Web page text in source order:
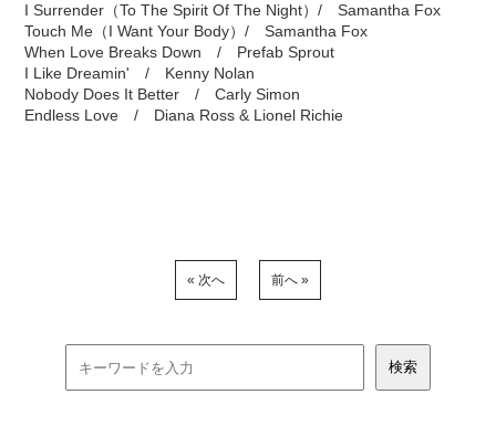
I Surrender（To The Spirit Of The Night）/ Samantha Fox
Touch Me（I Want Your Body）/ Samantha Fox
When Love Breaks Down / Prefab Sprout
I Like Dreamin' / Kenny Nolan
Nobody Does It Better / Carly Simon
Endless Love / Diana Ross & Lionel Richie
« 次へ 前へ »